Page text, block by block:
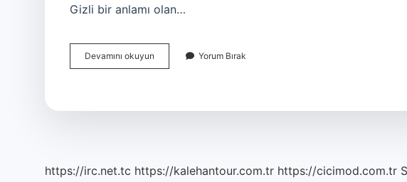
Gizli bir anlamı olan…
Devamını okuyun Manidar
Bakış
Yorum Bırak
https://irc.net.tc https://kalehantour.com.tr https://cicimod.com.tr